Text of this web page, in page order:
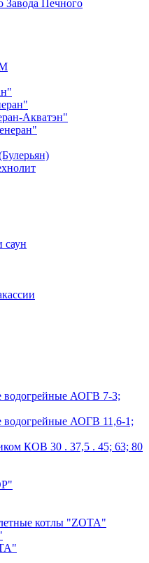
Завода Печного
Акватэн"
саун
водогрейные АОГВ 7-3;
водогрейные АОГВ 11,6-1;
КОВ 30 . 37,5 . 45; 63; 80
котлы "ZOTA"